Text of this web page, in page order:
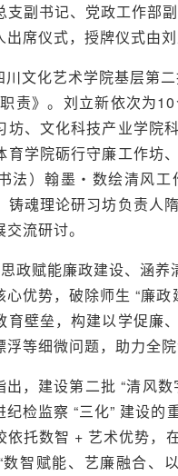
支副书记、党政工作部
出席仪式，授牌仪式由
文化艺术学院基层第
责》。刘立新依次为
坊、文化科技产业学院
育学院砺行守廉工作坊
法）翰墨・数绘清风
铸魂理论研习坊负责人
流研讨。
政赋能廉政建设、涵
优势，破除师生 “廉
育壁垒，构建以学促廉
等细微问题，助力全
，建设第二批 “清风
检监察 “三化” 建设
依托数智 + 艺术优势，
智赋能、艺廉融合、